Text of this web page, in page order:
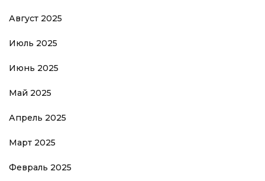
Август 2025
Июль 2025
Июнь 2025
Май 2025
Апрель 2025
Март 2025
Февраль 2025